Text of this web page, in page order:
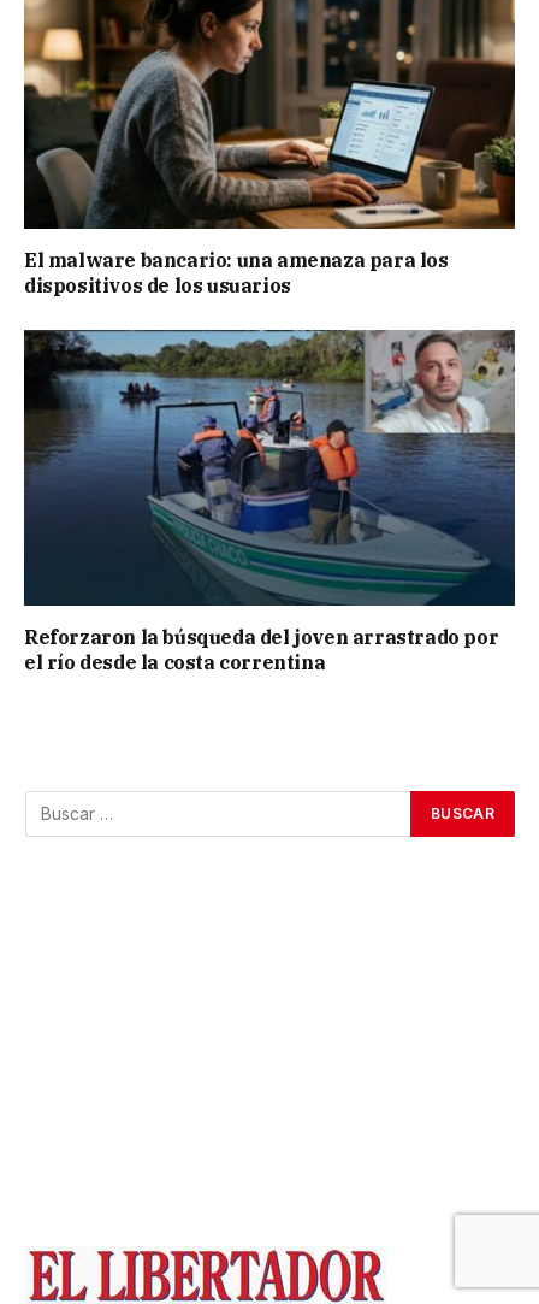
El malware bancario: una amenaza para los
dispositivos de los usuarios
Reforzaron la búsqueda del joven arrastrado por
el río desde la costa correntina